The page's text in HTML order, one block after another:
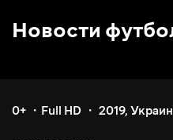
Новости
0+ Full HD 2019,